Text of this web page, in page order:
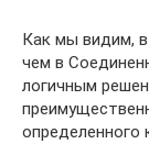
Как мы видим, в
чем в
логичным
определенного